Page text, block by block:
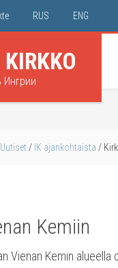
RUS ENG
Ингрии
Uutiset / IK ajankohtaista /
Kemiin
Vienan Kemin